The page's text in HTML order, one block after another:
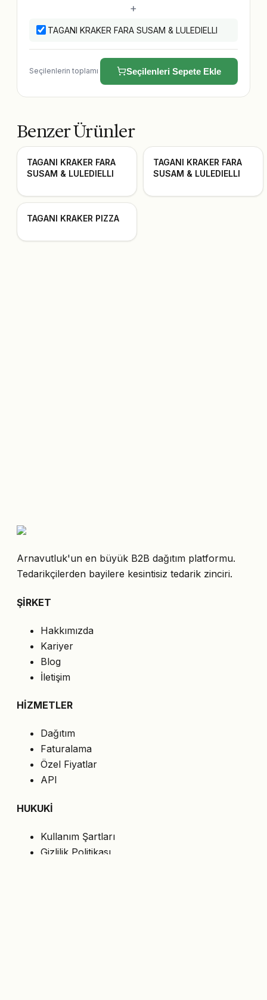
+
TAGANI KRAKER FARA SUSAM & LULEDIELLI
Seçilenlerin toplamı Seçilenleri Sepete Ekle
Benzer Ürünler
TAGANI KRAKER FARA
SUSAM & LULEDIELLI
TAGANI KRAKER FARA
SUSAM & LULEDIELLI
TAGANI KRAKER PIZZA
Arnavutluk'un en büyük B2B dağıtım platformu.
Tedarikçilerden bayilere kesintisiz tedarik zinciri.
ŞİRKET
Hakkımızda
Kariyer
Blog
İletişim
HİZMETLER
Dağıtım
Faturalama
Özel Fiyatlar
API
HUKUKİ
Kullanım Şartları
Gizlilik Politikası